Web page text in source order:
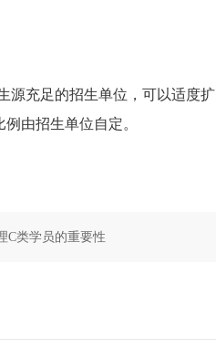
充足的招生单位，可以适度扩
由招生单位自定。
C类学员的重要性